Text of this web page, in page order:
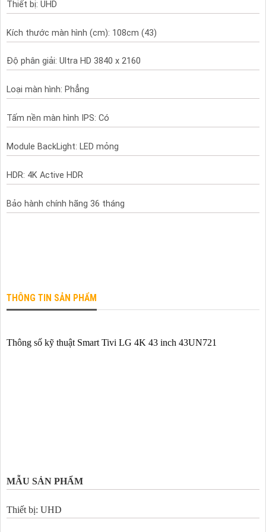
Thiết bị: UHD
Kích thước màn hình (cm): 108cm (43)
Độ phân giải: Ultra HD 3840 x 2160
Loại màn hình: Phẳng
Tấm nền màn hình IPS: Có
Module BackLight: LED mỏng
HDR: 4K Active HDR
Bảo hành chính hãng 36 tháng
THÔNG TIN SẢN PHẨM
Thông số kỹ thuật Smart Tivi LG 4K 43 inch 43UN721
MẪU SẢN PHẨM
Thiết bị: UHD